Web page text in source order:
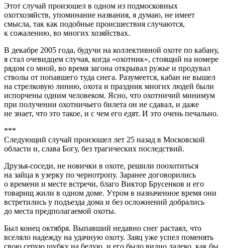
Этот случай произошел в одном из подмосковных
охотхозяйств, упоминание названия, я думаю, не имеет
смысла, так как подобные происшествия случаются,
к сожалению, во многих хозяйствах.
В декабре 2005 года, будучи на коллективной охоте по кабану,
я стал очевидцем случая, когда «охотник», стоящий на номере
рядом со мной, во время загона открывал ружье и продувал
стволы от попавшего туда снега. Разумеется, кабан не вышел
на стрелковую линию, охота и праздник многих людей были
испорчены одним человеком. Ясно, что охотничий минимум
при получении охотничьего билета он не сдавал, и даже
не знает, что это такое, и с чем его едят. И это очень печально.
***
Следующий случай произошел лет 25 назад в Московской
области и, слава Богу, без трагических последствий.
Друзья-соседи, не новички в охоте, решили поохотиться
на зайца в узерку по чернотропу. Заранее договорились
о времени и месте встречи, благо Виктор Брусенков и его
товарищ жили в одном доме. Утром в назначенное время они
встретились у подъезда дома и без осложнений добрались
до места предполагаемой охоты.
Был конец октября. Выпавший недавно снег растаял, что
вселяло надежду на удачную охоту. Заяц уже успел поменять
свою серую шубку на белую, и его было видно далеко, как бы